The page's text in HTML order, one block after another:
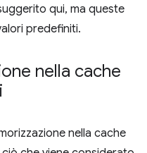
qui, ma queste
predefiniti.
nella cache
nella cache